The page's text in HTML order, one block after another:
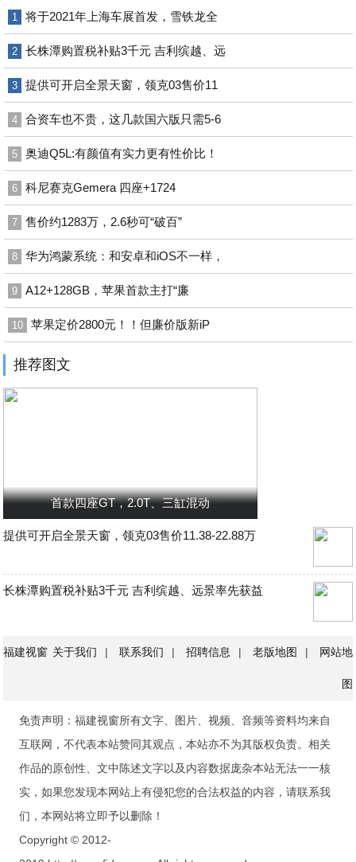
1 将于2021年上海车展首发，雪铁龙全
2 长株潭购置税补贴3千元 吉利缤越、远
3 提供可开启全景天窗，领克03售价11
4 合资车也不贵，这几款国六版只需5-6
5 奥迪Q5L:有颜值有实力更有性价比！
6 科尼赛克Gemera 四座+1724
7 售价约1283万，2.6秒可“破百”
8 华为鸿蒙系统：和安卓和iOS不一样，
9 A12+128GB，苹果首款主打“廉
10 苹果定价2800元！！但廉价版新iP
推荐图文
首款四座GT，2.0T、三缸混动
提供可开启全景天窗，领克03售价11.38-22.88万
长株潭购置税补贴3千元 吉利缤越、远景率先获益
福建视窗 关于我们 | 联系我们 | 招聘信息 | 老版地图 | 网站地
图
免责声明：福建视窗所有文字、图片、视频、音频等资料均来自
互联网，不代表本站赞同其观点，本站亦不为其版权负责。相关
作品的原创性、文中陈述文字以及内容数据庞杂本站无法一一核
实，如果您发现本网站上有侵犯您的合法权益的内容，请联系我
们，本网站将立即予以删除！
Copyright © 2012-